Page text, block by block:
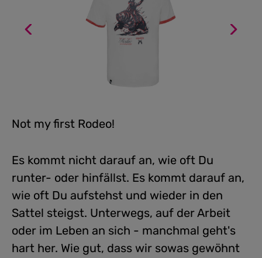
Not my first Rodeo!
Es kommt nicht darauf an, wie oft Du
runter- oder hinfällst. Es kommt darauf an,
wie oft Du aufstehst und wieder in den
Sattel steigst. Unterwegs, auf der Arbeit
oder im Leben an sich - manchmal geht's
hart her. Wie gut, dass wir sowas gewöhnt